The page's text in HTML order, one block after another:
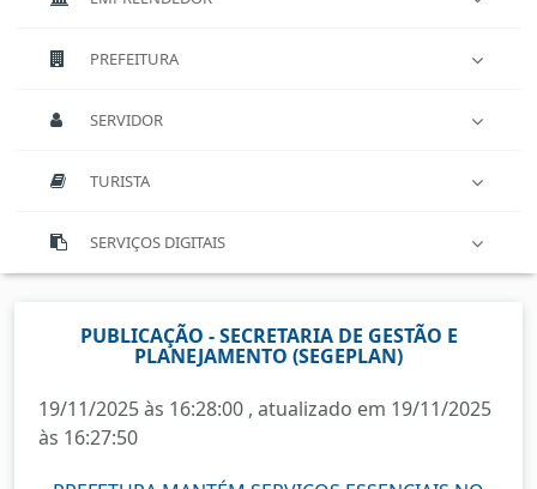
PREFEITURA
SERVIDOR
TURISTA
SERVIÇOS DIGITAIS
PUBLICAÇÃO - SECRETARIA DE GESTÃO E
PLANEJAMENTO (SEGEPLAN)
19/11/2025 às 16:28:00 , atualizado em 19/11/2025
às 16:27:50